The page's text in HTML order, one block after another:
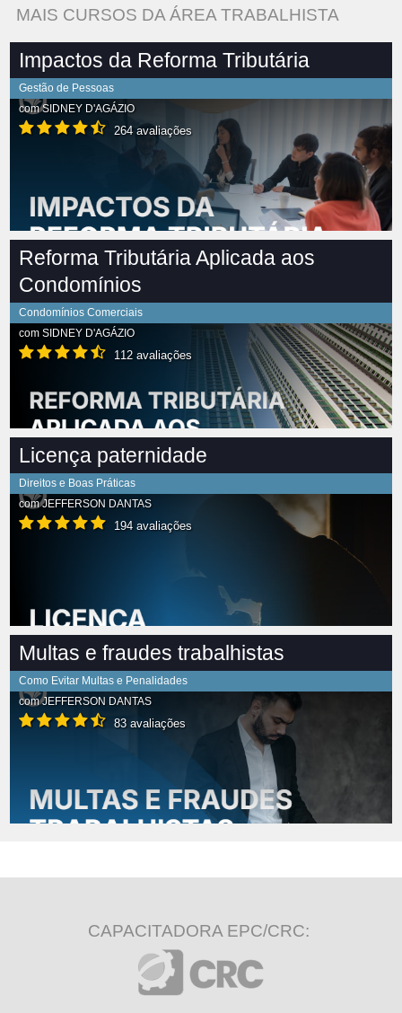
MAIS CURSOS DA ÁREA TRABALHISTA
Impactos da Reforma Tributária
Gestão de Pessoas
comSIDNEY D'AGÁZIO
264 avaliações
Reforma Tributária Aplicada aos
Condomínios
Condomínios Comerciais
com SIDNEY D'AGÁZIO
112 avaliações
Licença paternidade
Direitos e Boas Práticas
comJEFFERSON DANTAS
194 avaliações
Multas e fraudes trabalhistas
Como Evitar Multas e Penalidades
comJEFFERSON DANTAS
83 avaliações
CAPACITADORA EPC/CRC: